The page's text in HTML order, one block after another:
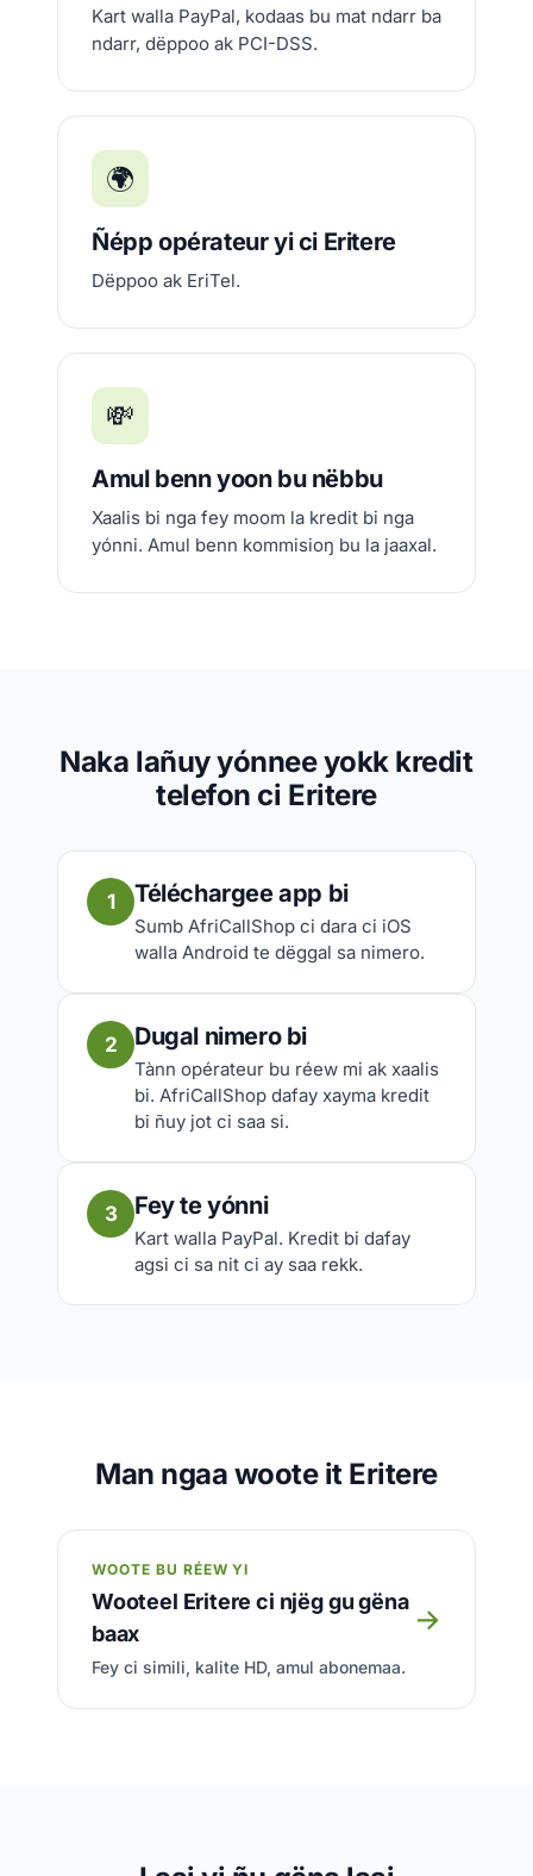
Kart walla PayPal, kodaas bu mat ndarr ba
ndarr, dëppoo ak PCI-DSS.
🌍
Ñépp opérateur yi ci Eritere
Dëppoo ak EriTel.
💸
Amul benn yoon bu nëbbu
Xaalis bi nga fey moom la kredit bi nga
yónni. Amul benn kommisioŋ bu la jaaxal.
Naka lañuy yónnee yokk kredit
telefon ci Eritere
1 Téléchargee app bi
Sumb AfriCallShop ci dara ci iOS
walla Android te dëggal sa nimero.
2 Dugal nimero bi
Tànn opérateur bu réew mi ak xaalis
bi. AfriCallShop dafay xayma kredit
bi ñuy jot ci saa si.
3 Fey te yónni
Kart walla PayPal. Kredit bi dafay
agsi ci sa nit ci ay saa rekk.
Man ngaa woote it Eritere
WOOTE BU RÉEW YI
Wooteel Eritere ci njëg gu gëna
baax
Fey ci simili, kalite HD, amul abonemaa.
→